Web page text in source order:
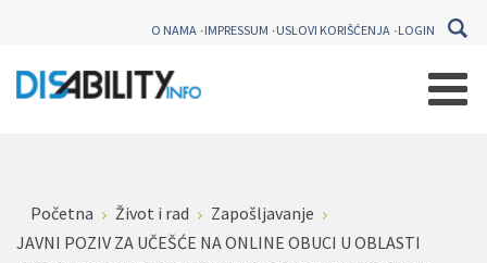
O NAMA IMPRESSUM USLOVI KORIŠĆENJA LOGIN
Početna Život i rad
Zapošljavanje
JAVNI POZIV ZA UČEŠĆE NA ONLINE OBUCI U OBLASTI